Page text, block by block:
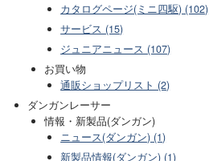
カタログページ(ミニ四駆) (102)
サービス (15)
ジュニアニュース (107)
お買い物
通販ショップリスト (2)
ダンガンレーサー
情報・新製品(ダンガン)
ニュース(ダンガン) (1)
新製品情報(ダンガン) (1)